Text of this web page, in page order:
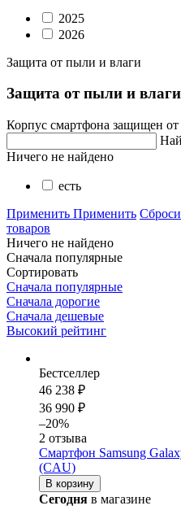
2025
2026
Защита от пыли и влаги
Защита от пыли и влаги
Корпус смартфона защищен
Ничего не найдено
есть
Применить Применить
товаров
Ничего не найдено
Сначала популярные
Сортировать
Сначала популярные
Сначала дорогие
Сначала дешевые
Высокий рейтинг
Бестселлер
46 238 ₽
36 990 ₽
–20%
2 отзыва
Смартфон Samsung
(CAU)
В корзину
Сегодня в магазине